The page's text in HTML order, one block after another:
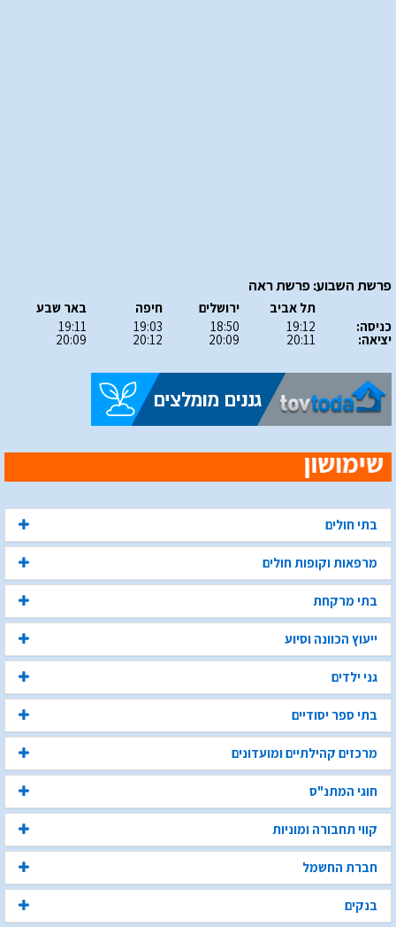
פרשת השבוע: פרשת ראה
כניסה:
יציאה:
תל אביב
19:12
20:11
ירושלים
18:50
20:09
חיפה
19:03
20:12
באר שבע
19:11
20:09
בתי חולים
מרפאות וקופות חולים
בתי מרקחת
ייעוץ הכוונה וסיוע
גני ילדים
בתי ספר יסודיים
מרכזים קהילתיים ומועדונים
חוגי המתנ"ס
קווי תחבורה ומוניות
חברת החשמל
בנקים